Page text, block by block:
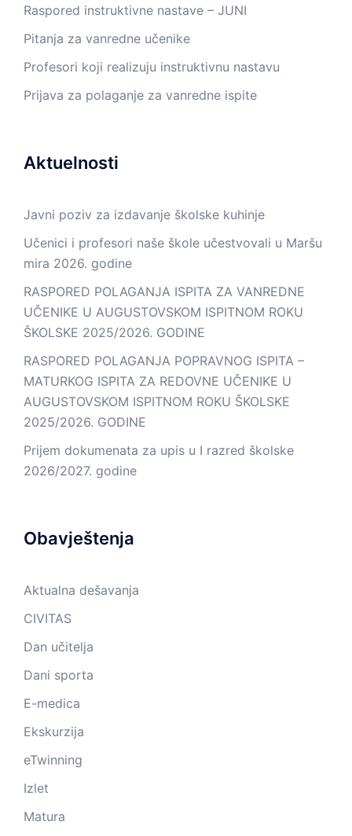
Raspored instruktivne nastave – JUNI
Pitanja za vanredne učenike
Profesori koji realizuju instruktivnu nastavu
Prijava za polaganje za vanredne ispite
Aktuelnosti
Javni poziv za izdavanje školske kuhinje
Učenici i profesori naše škole učestvovali u Maršu
mira 2026. godine
RASPORED POLAGANJA ISPITA ZA VANREDNE
UČENIKE U AUGUSTOVSKOM ISPITNOM ROKU
ŠKOLSKE 2025/2026. GODINE
RASPORED POLAGANJA POPRAVNOG ISPITA –
MATURKOG ISPITA ZA REDOVNE UČENIKE U
AUGUSTOVSKOM ISPITNOM ROKU ŠKOLSKE
2025/2026. GODINE
Prijem dokumenata za upis u I razred školske
2026/2027. godine
Obavještenja
Aktualna dešavanja
CIVITAS
Dan učitelja
Dani sporta
E-medica
Ekskurzija
eTwinning
Izlet
Matura